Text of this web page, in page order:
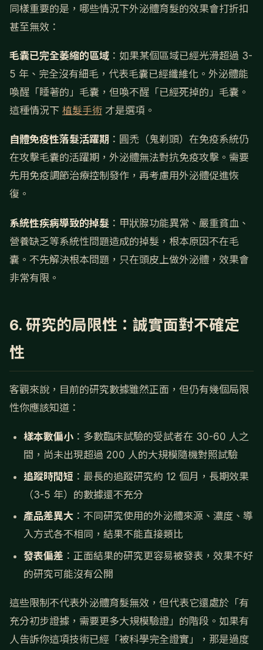
同樣重要的是，哪些情況下外泌體育髮的效果會打折扣
甚至無效：
毛囊已完全萎縮的區域 ：如果某個區域已經光滑超過 3-
5 年、完全沒有細毛，代表毛囊已經纖維化。外泌體能
喚醒「睡著的」毛囊，但喚不醒「已經死掉的」毛囊。
這種情況下 植髮手術 才是選項。
自體免疫性落髮活躍期 ：圓禿（鬼剃頭）在免疫系統仍
在攻擊毛囊的活躍期，外泌體無法對抗免疫攻擊。需要
先用免疫調節治療控制發作，再考慮用外泌體促進恢
復。
系統性疾病導致的掉髮 ：甲狀腺功能異常、嚴重貧血、
營養缺乏等系統性問題造成的掉髮，根本原因不在毛
囊。不先解決根本問題，只在頭皮上做外泌體，效果會
非常有限。
6. 研究的局限性：誠實面對不確定
性
客觀來說，目前的研究數據雖然正面，但仍有幾個局限
性你應該知道：
樣本數偏小 ：多數臨床試驗的受試者在 30-60 人之
間，尚未出現超過 200 人的大規模隨機對照試驗
追蹤時間短 ：最長的追蹤研究約 12 個月，長期效果
（3-5 年）的數據還不充分
產品差異大 ：不同研究使用的外泌體來源、濃度、導
入方式各不相同，結果不能直接類比
發表偏差 ：正面結果的研究更容易被發表，效果不好
的研究可能沒有公開
這些限制不代表外泌體育髮無效，但代表它還處於「有
充分初步證據，需要更多大規模驗證」的階段。如果有
人告訴你這項技術已經「被科學完全證實」，那是過度